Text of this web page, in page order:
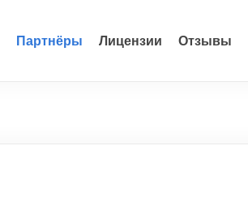
Партнёры Лицензии Отзывы